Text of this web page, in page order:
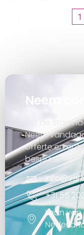
1
Neem
Zet de stap
Neem
offerte en
besparen.
+31 55
Laan van